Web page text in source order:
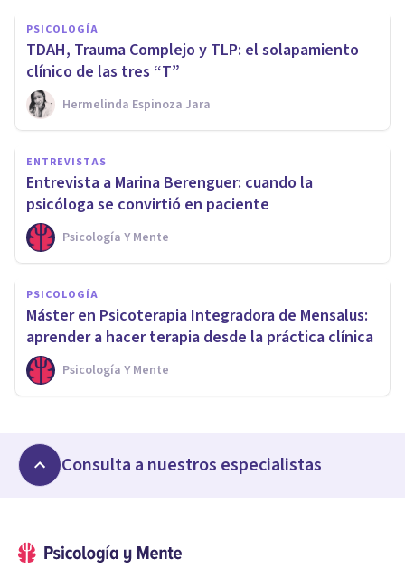
PSICOLOGÍA
TDAH, Trauma Complejo y TLP: el solapamiento
clínico de las tres “T”
Hermelinda Espinoza Jara
ENTREVISTAS
Entrevista a Marina Berenguer: cuando la
psicóloga se convirtió en paciente
Psicología Y Mente
PSICOLOGÍA
Máster en Psicoterapia Integradora de Mensalus:
aprender a hacer terapia desde la práctica clínica
Psicología Y Mente
Consulta a nuestros especialistas